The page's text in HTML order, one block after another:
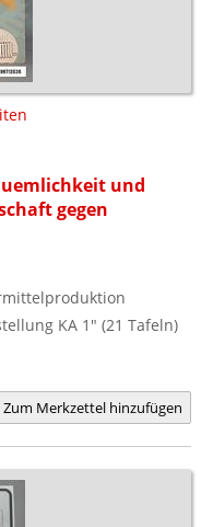
und
gegen
KA 1" (21 Tafeln)
Zum Merkzettel hinzufügen